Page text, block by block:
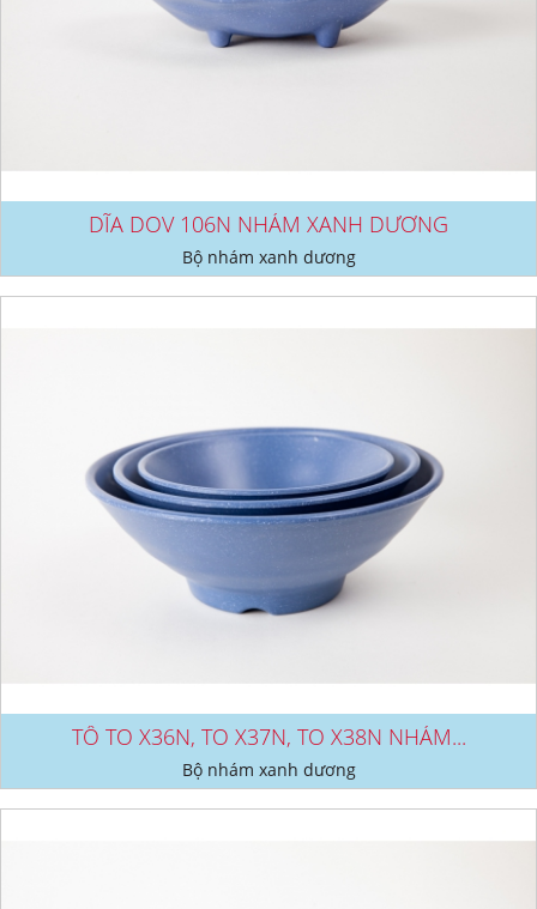
DĨA DOV 106N NHÁM XANH DƯƠNG
Bộ nhám xanh dương
TÔ TO X36N, TO X37N, TO X38N NHÁM...
Bộ nhám xanh dương